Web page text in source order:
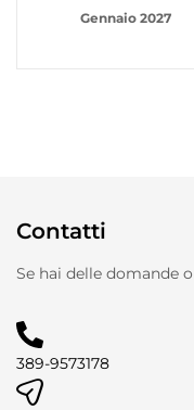
Gennaio 2027
Contatti
Se hai delle domande
389-9573178